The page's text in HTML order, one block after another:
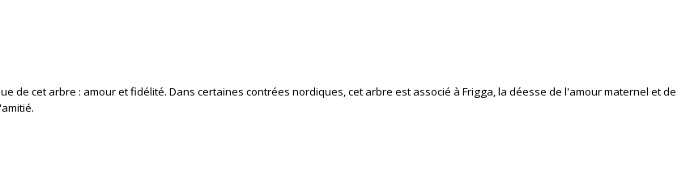
cet arbre : amour et fidélité. Dans certaines contrées nordiques, cet arbre est associé à Frigga, la déesse de l'amour maternel et de